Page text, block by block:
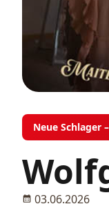
Neue Schlager
03.06.2026